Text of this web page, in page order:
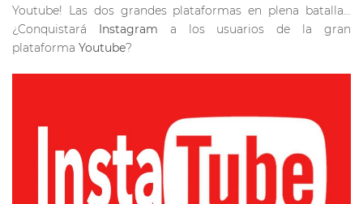
Youtube! Las dos grandes plataformas en plena batalla…
¿Conquistará Instagram a los usuarios de la gran
plataforma Youtube?